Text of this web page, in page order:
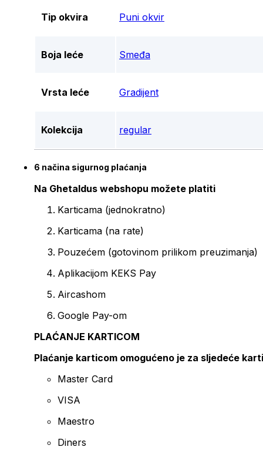
Tip okvira Puni okvir
Boja leće Smeđa
Vrsta leće Gradijent
Kolekcija regular
6 načina sigurnog plaćanja
Na Ghetaldus webshopu možete platiti
Karticama (jednokratno)
Karticama (na rate)
Pouzećem (gotovinom prilikom preuzimanja)
Aplikacijom KEKS Pay
Aircashom
Google Pay-om
PLAĆANJE KARTICOM
Plaćanje karticom omogućeno je za sljedeće
Master Card
VISA
Maestro
Diners